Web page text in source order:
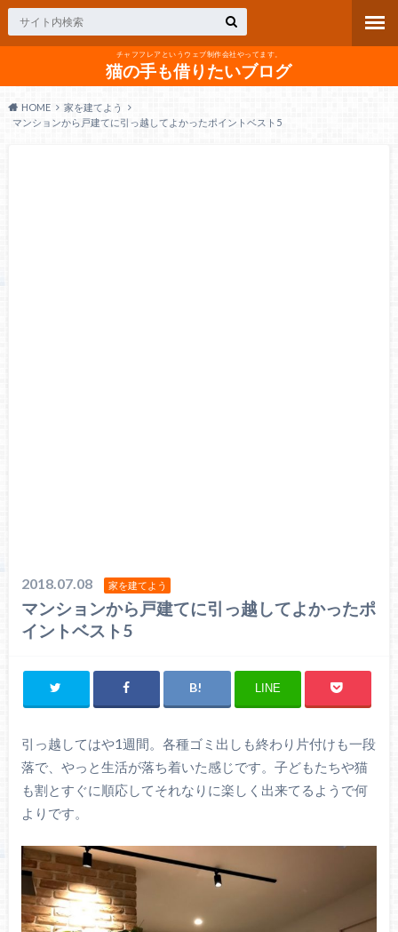
チャフフレアというウェブ制作会社やってます。
猫の手も借りたいブログ
HOME
家を建てよう
マンションから戸建てに引っ越してよかったポイントベスト5
2018.07.08 家を建てよう
マンションから戸建てに引っ越してよかったポ
イントベスト5
LINE
引っ越してはや1週間。各種ゴミ出しも終わり片付けも一段
落で、やっと生活が落ち着いた感じです。子どもたちや猫
も割とすぐに順応してそれなりに楽しく出来てるようで何
よりです。